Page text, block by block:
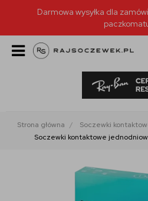
Darmowa wysyłka dla
Strona główna Soczewki
Soczewki kontaktowe